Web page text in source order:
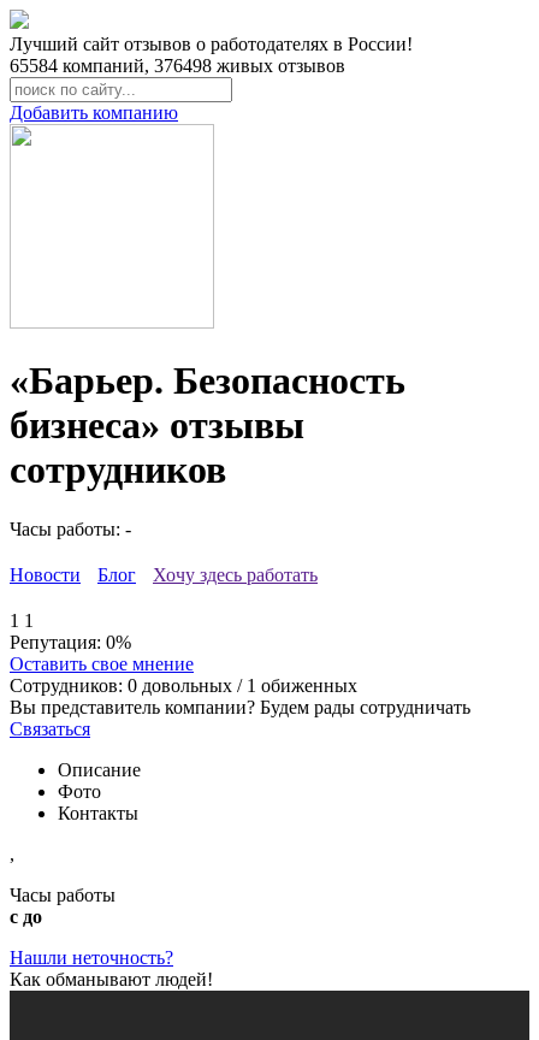
Лучший сайт отзывов о работодателях в России!
65584 компаний, 376498 живых отзывов
Добавить компанию
«Барьер. Безопасность
бизнеса» отзывы
сотрудников
Часы работы: -
Новости Блог Хочу здесь работать
1 1
Репутация: 0%
Оставить свое мнение
Сотрудников: 0 довольных / 1 обиженных
Вы представитель компании? Будем рады сотрудничать
Связаться
Описание
Фото
Контакты
,
Часы работы
с до
Нашли неточность?
Как обманывают людей!